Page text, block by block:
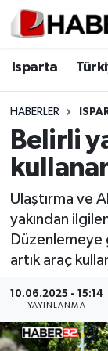
Isparta
HABERLER
Belirli
Ulaştırma ve
yakından
Düzenlemeye
artık araç
10.06.2025 - 15:14
YAYINLANMA
Isparta
Esnaf
ASAYİŞ
BİLİM VE
EĞİTİM
GENEL
Güncel
Isparta
Isparta
Süper Lig
Tüm
Son
Haber